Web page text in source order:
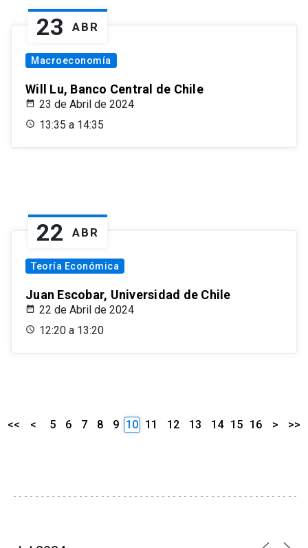
23 ABR
Macroeconomía
Will Lu, Banco Central de Chile
23 de Abril de 2024
13:35 a 14:35
22 ABR
Teoría Económica
Juan Escobar, Universidad de Chile
22 de Abril de 2024
12:20 a 13:20
<< < 5 6 7 8 9 10 11 12 13 14 15 16 > >>